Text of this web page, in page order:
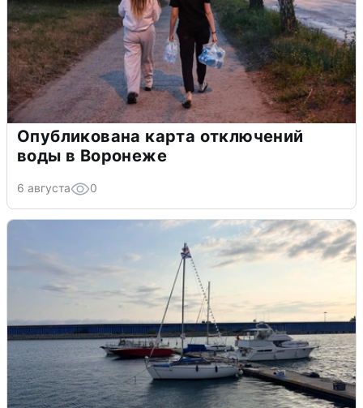
Опубликована карта отключений
воды в Воронеже
6 августа 0